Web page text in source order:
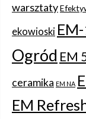
warsztaty
ekowioski
Ogród EM
ceramika EM NA
EM